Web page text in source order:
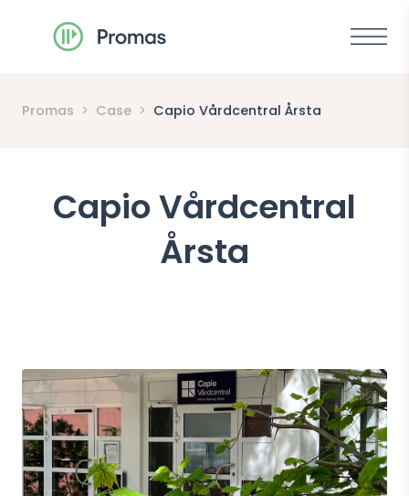
Meny
Promas > Case > Capio Vårdcentral Årsta
Capio Vårdcentral
Årsta